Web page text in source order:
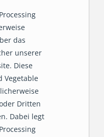
das
unserer
Diese
Vegetable
Dritten
Dabei legt